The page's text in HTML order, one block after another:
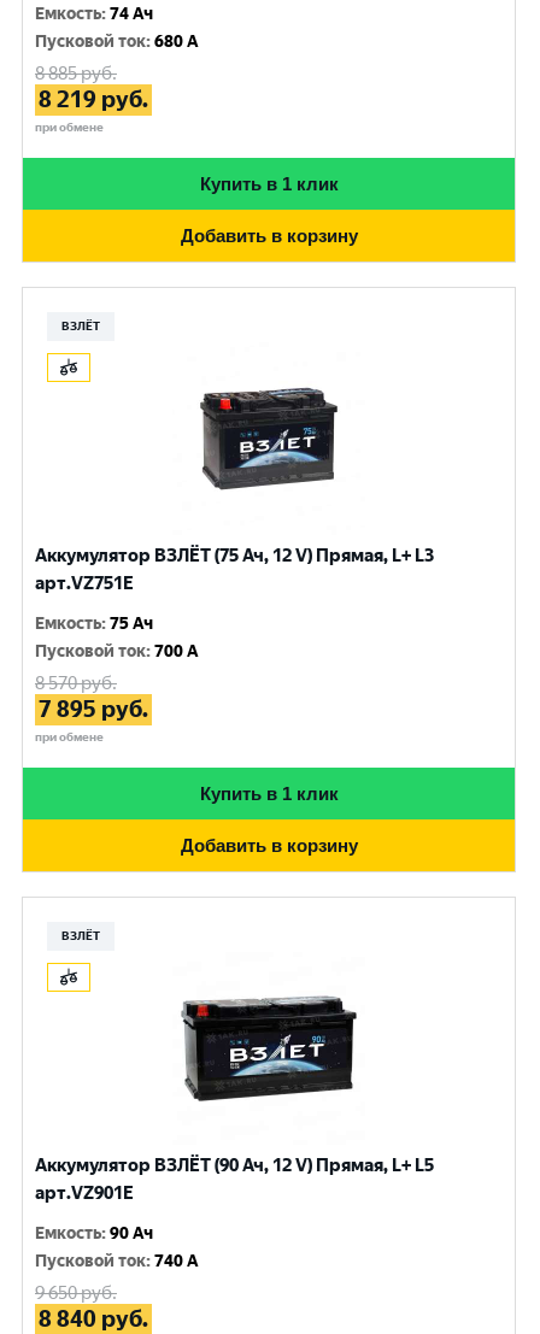
Емкость:74 Ач
Пусковой ток:680 A
8 885руб.
8 219 руб.
при обмене
Купить в 1 клик
Добавить в корзину
ВЗЛЁТ
Аккумулятор ВЗЛЁТ (75 Ач, 12 V) Прямая, L+ L3
арт.VZ751E
Емкость:75 Ач
Пусковой ток:700 A
8 570руб.
7 895 руб.
при обмене
Купить в 1 клик
Добавить в корзину
ВЗЛЁТ
Аккумулятор ВЗЛЁТ (90 Ач, 12 V) Прямая, L+ L5
арт.VZ901E
Емкость:90 Ач
Пусковой ток:740 A
9 650руб.
8 840 руб.